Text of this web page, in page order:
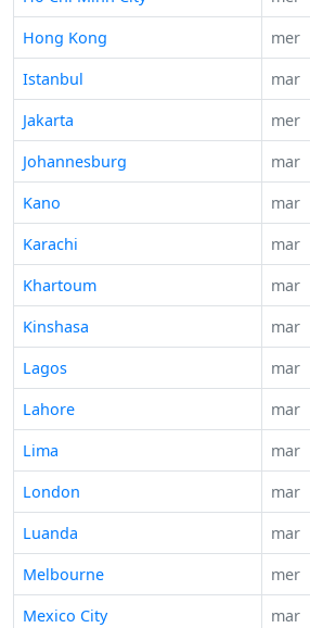
Hong Kong
mer
Istanbul
mar
Jakarta
mer
Johannesburg
mar
Kano
mar
Karachi
mar
Khartoum
mar
Kinshasa
mar
Lagos
mar
Lahore
mar
Lima
mar
London
mar
Luanda
mar
Melbourne
mer
Mexico City
mar